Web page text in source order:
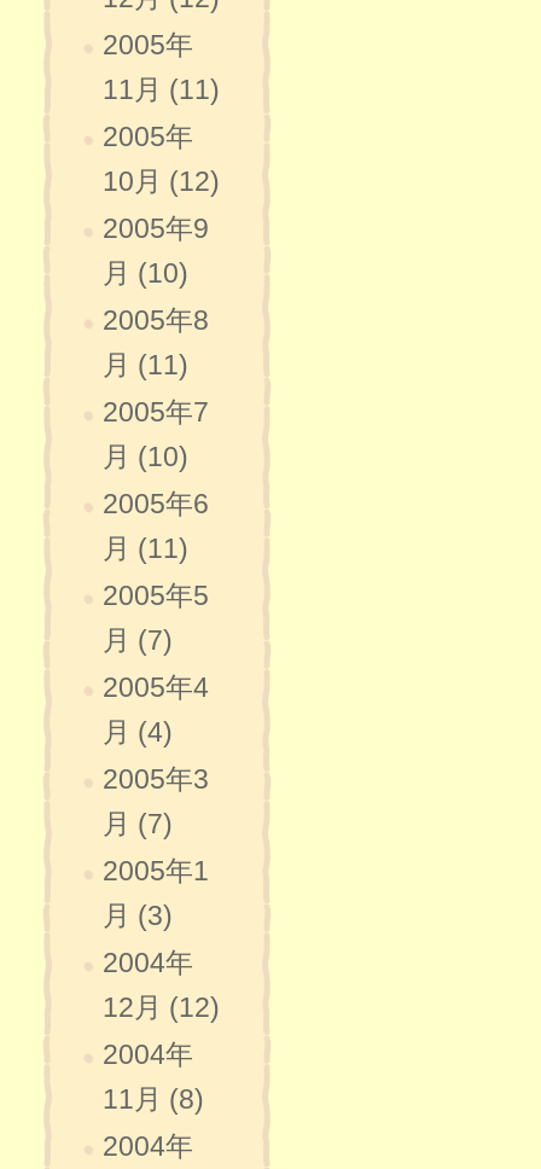
2005年
11月 (11)
2005年
10月 (12)
2005年9
月 (10)
2005年8
月 (11)
2005年7
月 (10)
2005年6
月 (11)
2005年5
月 (7)
2005年4
月 (4)
2005年3
月 (7)
2005年1
月 (3)
2004年
12月 (12)
2004年
11月 (8)
2004年